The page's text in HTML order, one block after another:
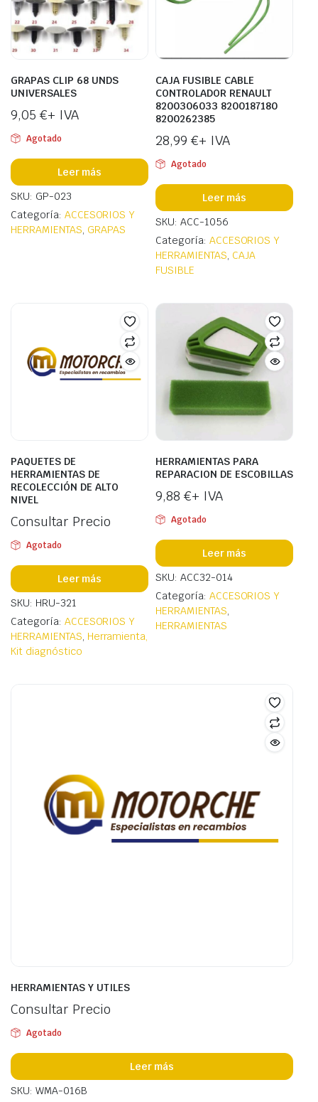
GRAPAS CLIP 68 UNDS
UNIVERSALES
9,05 €+ IVA
Agotado
Leer más
SKU: GP-023
Categoría: ACCESORIOS Y
HERRAMIENTAS, GRAPAS
CAJA FUSIBLE CABLE
CONTROLADOR RENAULT
8200306033 8200187180
8200262385
28,99 €+ IVA
Agotado
Leer más
SKU: ACC-1056
Categoría: ACCESORIOS Y
HERRAMIENTAS, CAJA
FUSIBLE
PAQUETES DE
HERRAMIENTAS DE
RECOLECCIÓN DE ALTO
NIVEL
Consultar Precio
Agotado
Leer más
SKU: HRU-321
Categoría: ACCESORIOS Y
HERRAMIENTAS, Herramienta,
Kit diagnóstico
HERRAMIENTAS PARA
REPARACION DE ESCOBILLAS
9,88 €+ IVA
Agotado
Leer más
SKU: ACC32-014
Categoría: ACCESORIOS Y
HERRAMIENTAS,
HERRAMIENTAS
HERRAMIENTAS Y UTILES
Consultar Precio
Agotado
Leer más
SKU: WMA-016B